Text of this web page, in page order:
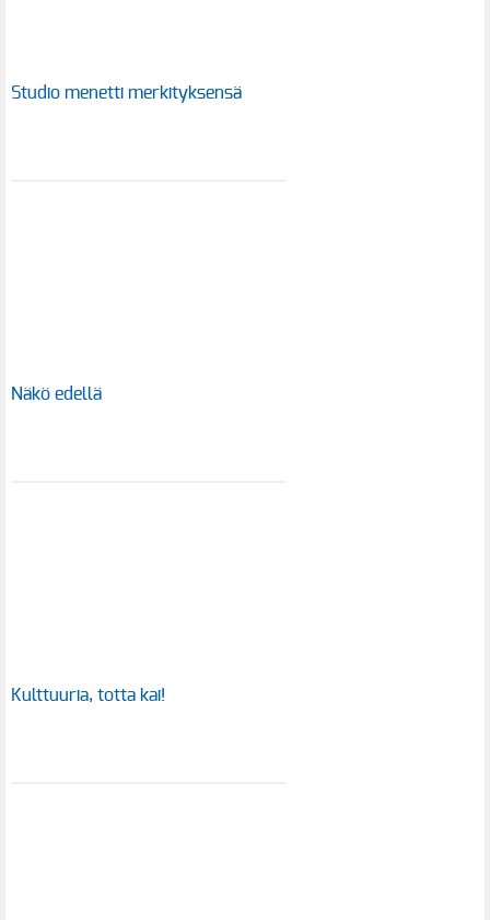
Studio menetti merkityksensä
Näkö edellä
Kulttuuria, totta kai!